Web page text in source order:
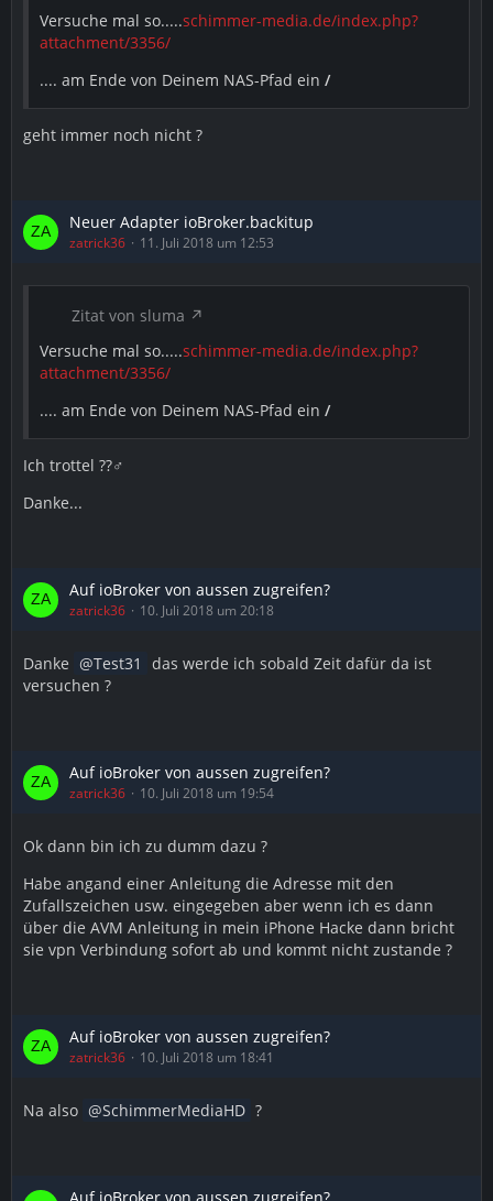
Versuche mal so.....schimmer-media.de/index.php?
attachment/3356/
.... am Ende von Deinem NAS-Pfad ein /
geht immer noch nicht ?
Neuer Adapter ioBroker.backitup
zatrick36 11. Juli 2018 um 12:53
Zitat von sluma
Versuche mal so.....schimmer-media.de/index.php?
attachment/3356/
.... am Ende von Deinem NAS-Pfad ein /
Ich trottel ??‍♂️
Danke...
Auf ioBroker von aussen zugreifen?
zatrick36 10. Juli 2018 um 20:18
Danke Test31
das werde ich sobald Zeit dafür da ist
versuchen ?
Auf ioBroker von aussen zugreifen?
zatrick36 10. Juli 2018 um 19:54
Ok dann bin ich zu dumm dazu ?
Habe angand einer Anleitung die Adresse mit den
Zufallszeichen usw. eingegeben aber wenn ich es dann
über die AVM Anleitung in mein iPhone Hacke dann bricht
sie vpn Verbindung sofort ab und kommt nicht zustande ?
Auf ioBroker von aussen zugreifen?
zatrick36 10. Juli 2018 um 18:41
Na also SchimmerMediaHD ?